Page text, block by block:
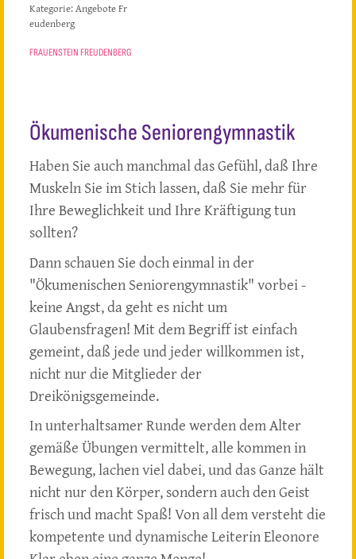
Kategorie:Angebote Fr
eudenberg
FRAUENSTEIN FREUDENBERG
Ökumenische Seniorengymnastik
Haben Sie auch manchmal das Gefühl, daß Ihre
Muskeln Sie im Stich lassen, daß Sie mehr für
Ihre Beweglichkeit und Ihre Kräftigung tun
sollten?
Dann schauen Sie doch einmal in der
"Ökumenischen Seniorengymnastik" vorbei -
keine Angst, da geht es nicht um
Glaubensfragen! Mit dem Begriff ist einfach
gemeint, daß jede und jeder willkommen ist,
nicht nur die Mitglieder der
Dreikönigsgemeinde.
In unterhaltsamer Runde werden dem Alter
gemäße Übungen vermittelt, alle kommen in
Bewegung, lachen viel dabei, und das Ganze hält
nicht nur den Körper, sondern auch den Geist
frisch und macht Spaß! Von all dem versteht die
kompetente und dynamische Leiterin Eleonore